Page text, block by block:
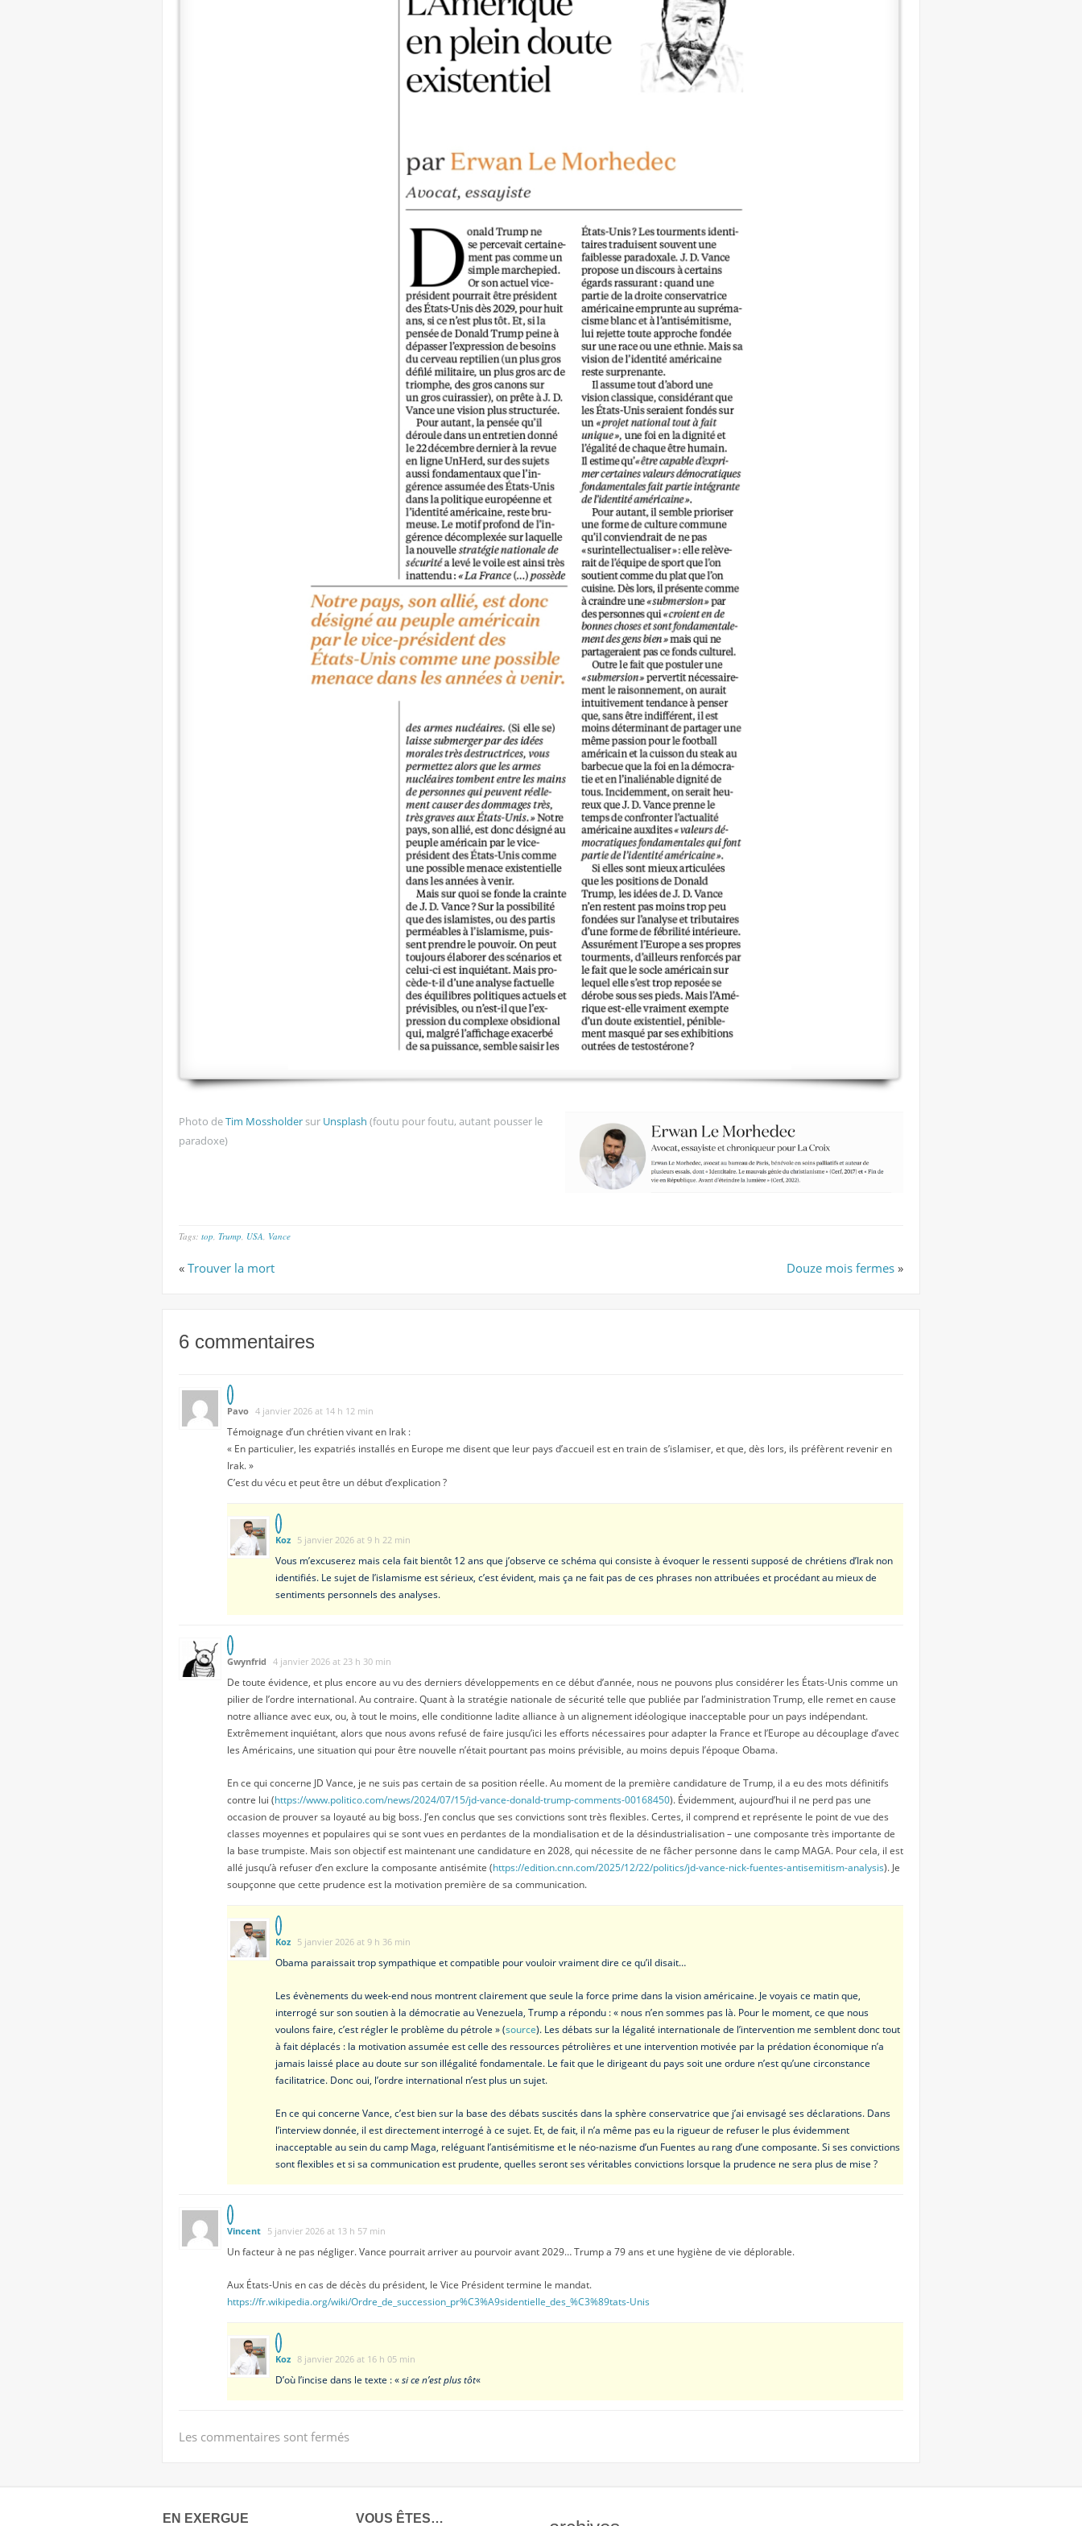
doute
Photo deTim Mossholdersur Unsplash (foutu pour foutu, autant pousser le
paradoxe)
Tags: top, Trump, USA, Vance
« Trouver la mort Douze mois fermes »
6 commentaires
Pavo 4 janvier 2026 at 14 h 12 min
Témoignage d’un chrétien vivant en Irak :
« En particulier, les expatriés installés en Europe me disent que leur pays d’accueil est en train de s’islamiser, et que, dès lors, ils préfèrent revenir en
Irak. »
C’est du vécu et peut être un début d’explication ?
Koz 5 janvier 2026 at 9 h 22 min
Vous m’excuserez mais cela fait bientôt 12 ans que j’observe ce schéma qui consiste à évoquer le ressenti supposé de chrétiens d’Irak non
identifiés. Le sujet de l’islamisme est sérieux, c’est évident, mais ça ne fait pas de ces phrases non attribuées et procédant au mieux de
sentiments personnels des analyses.
Gwynfrid 4 janvier 2026 at 23 h 30 min
De toute évidence, et plus encore au vu des derniers développements en ce début d’année, nous ne pouvons plus considérer les États-Unis comme un
pilier de l’ordre international. Au contraire. Quant à la stratégie nationale de sécurité telle que publiée par l’administration Trump, elle remet en cause
notre alliance avec eux, ou, à tout le moins, elle conditionne ladite alliance à un alignement idéologique inacceptable pour un pays indépendant.
Extrêmement inquiétant, alors que nous avons refusé de faire jusqu’ici les efforts nécessaires pour adapter la France et l’Europe au découplage d’avec
les Américains, une situation qui pour être nouvelle n’était pourtant pas moins prévisible, au moins depuis l’époque Obama.
En ce qui concerne JD Vance, je ne suis pas certain de sa position réelle. Au moment de la première candidature de Trump, il a eu des mots définitifs
contre lui (https://www.politico.com/news/2024/07/15/jd-vance-donald-trump-comments-00168450). Évidemment, aujourd’hui il ne perd pas une
occasion de prouver sa loyauté au big boss. J’en conclus que ses convictions sont très flexibles. Certes, il comprend et représente le point de vue des
classes moyennes et populaires qui se sont vues en perdantes de la mondialisation et de la désindustrialisation – une composante très importante de
la base trumpiste. Mais son objectif est maintenant une candidature en 2028, qui nécessite de ne fâcher personne dans le camp MAGA. Pour cela, il est
allé jusqu’à refuser d’en exclure la composante antisémite (https://edition.cnn.com/2025/12/22/politics/jd-vance-nick-fuentes-antisemitism-analysis). Je
soupçonne que cette prudence est la motivation première de sa communication.
Koz 5 janvier 2026 at 9 h 36 min
Obama paraissait trop sympathique et compatible pour vouloir vraiment dire ce qu’il disait…
Les évènements du week-end nous montrent clairement que seule la force prime dans la vision américaine. Je voyais ce matin que,
interrogé sur son soutien à la démocratie au Venezuela, Trump a répondu : « nous n’en sommes pas là. Pour le moment, ce que nous
voulons faire, c’est régler le problème du pétrole » (source). Les débats sur la légalité internationale de l’intervention me semblent donc tout
à fait déplacés : la motivation assumée est celle des ressources pétrolières et une intervention motivée par la prédation économique n’a
jamais laissé place au doute sur son illégalité fondamentale. Le fait que le dirigeant du pays soit une ordure n’est qu’une circonstance
facilitatrice. Donc oui, l’ordre international n’est plus un sujet.
En ce qui concerne Vance, c’est bien sur la base des débats suscités dans la sphère conservatrice que j’ai envisagé ses déclarations. Dans
l’interview donnée, il est directement interrogé à ce sujet. Et, de fait, il n’a même pas eu la rigueur de refuser le plus évidemment
inacceptable au sein du camp Maga, reléguant l’antisémitisme et le néo-nazisme d’un Fuentes au rang d’une composante. Si ses convictions
sont flexibles et si sa communication est prudente, quelles seront ses véritables convictions lorsque la prudence ne sera plus de mise ?
Vincent 5 janvier 2026 at 13 h 57 min
Un facteur à ne pas négliger. Vance pourrait arriver au pourvoir avant 2029… Trump a 79 ans et une hygiène de vie déplorable.
Aux États-Unis en cas de décès du président, le Vice Président termine le mandat.
https://fr.wikipedia.org/wiki/Ordre_de_succession_pr%C3%A9sidentielle_des_%C3%89tats-Unis
Koz 8 janvier 2026 at 16 h 05 min
D’où l’incise dans le texte : «si ce n’est plus tôt«
Les commentaires sont fermés
EN EXERGUE VOUS ÊTES…